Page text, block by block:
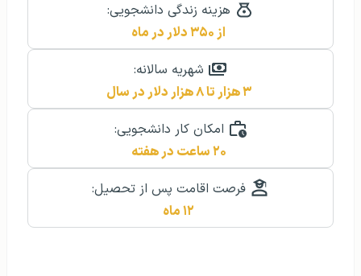
هزینه زندگی دانشجویی:
از ۳۵۰ دلار در ماه
شهریه سالانه:
۳ هزار تا ۸ هزار دلار در سال
امکان کار دانشجویی:
۲۰ ساعت در هفته
فرصت اقامت پس از تحصیل:
۱۲ ماه